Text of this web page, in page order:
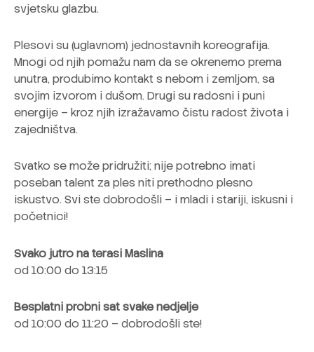
svjetsku glazbu.
Plesovi su (uglavnom) jednostavnih koreografija.
Mnogi od njih pomažu nam da se okrenemo prema
unutra, produbimo kontakt s nebom i zemljom, sa
svojim izvorom i dušom. Drugi su radosni i puni
energije – kroz njih izražavamo čistu radost života i
zajedništva.
Svatko se može pridružiti; nije potrebno imati
poseban talent za ples niti prethodno plesno
iskustvo. Svi ste dobrodošli – i mladi i stariji, iskusni i
početnici!
Svako jutro na terasi Maslina
od 10:00 do 13:15
Besplatni probni sat svake nedjelje
od 10:00 do 11:20 – dobrodošli ste!